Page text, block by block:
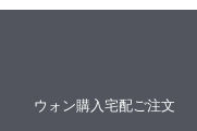
ウォン購入宅配ご注文